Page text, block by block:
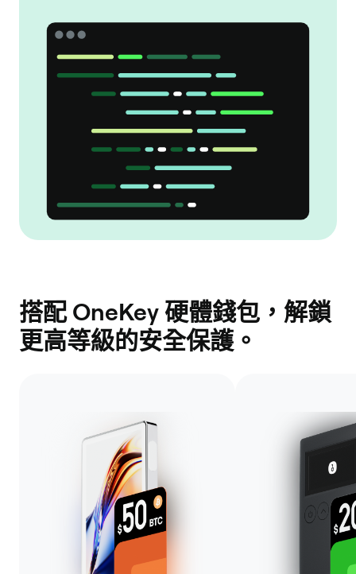
搭配 OneKey 硬體錢包，解鎖
更高等級的安全保護。